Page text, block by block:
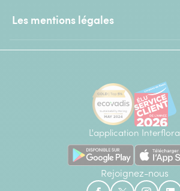
Les mentions légales
L'application Interflora
Rejoignez-nous